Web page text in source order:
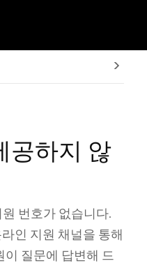
공하지 않
번호가 없습니다.
인 지원 채널을 통해
이 질문에 답변해 드